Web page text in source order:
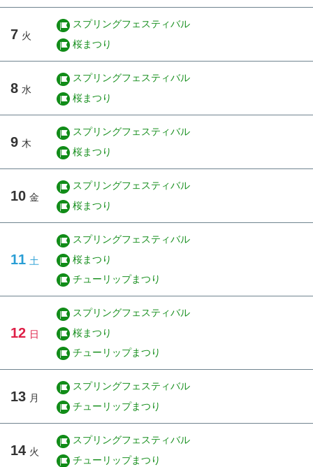
7 火
スプリングフェスティバル
桜まつり
8 水
スプリングフェスティバル
桜まつり
9 木
スプリングフェスティバル
桜まつり
10 金
スプリングフェスティバル
桜まつり
11 土
スプリングフェスティバル
桜まつり
チューリップまつり
12 日
スプリングフェスティバル
桜まつり
チューリップまつり
13 月
スプリングフェスティバル
チューリップまつり
14 火
スプリングフェスティバル
チューリップまつり